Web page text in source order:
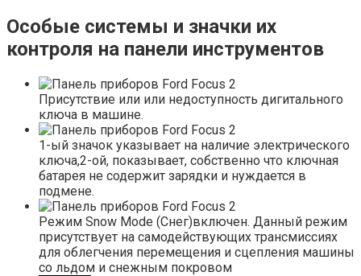
Особые системы и значки их
контроля на панели инструментов
Присутствие или или недоступность дигитального
ключа в машине.
1-ый значок указывает на наличие электрического
ключа,2-ой, показывает, собственно что ключная
батарея не содержит зарядки и нуждается в
подмене.
Режим Snow Mode (Снег)включен. Данный режим
присутствует на самодействующих трансмиссиях
для облегчения перемещения и сцепления машины
со льдом и снежным покровом